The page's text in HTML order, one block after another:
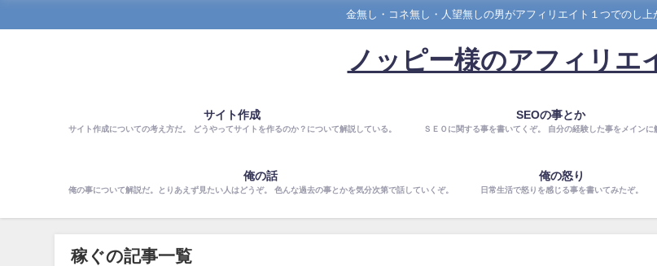
金無し・コネ無し・人望無しの男がアフィリエイト１つでのし上
ノッピー様のアフィリエ
サイト作成
サイト作成についての考え方だ。 どうやってサイトを作るのか？について解説している。
SEOの事とか
ＳＥＯに関する事を書いてくぞ。 自分の経験した事をメインに
俺の話
俺の事について解説だ。とりあえず見たい人はどうぞ。 色んな過去の事とかを気分次第で話していくぞ。
俺の怒り
日常生活で怒りを感じる事を書いてみたぞ。
稼ぐの記事一覧